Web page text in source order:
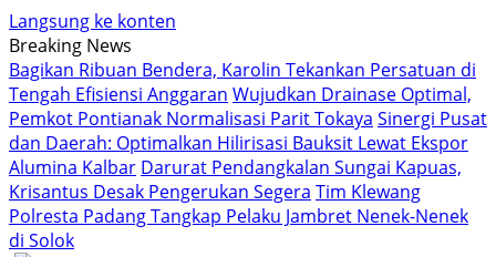
Langsung ke konten
Breaking News
Bagikan Ribuan Bendera, Karolin Tekankan Persatuan di
Tengah Efisiensi Anggaran Wujudkan Drainase Optimal,
Pemkot Pontianak Normalisasi Parit Tokaya Sinergi Pusat
dan Daerah: Optimalkan Hilirisasi Bauksit Lewat Ekspor
Alumina Kalbar Darurat Pendangkalan Sungai Kapuas,
Krisantus Desak Pengerukan Segera Tim Klewang
Polresta Padang Tangkap Pelaku Jambret Nenek-Nenek
di Solok